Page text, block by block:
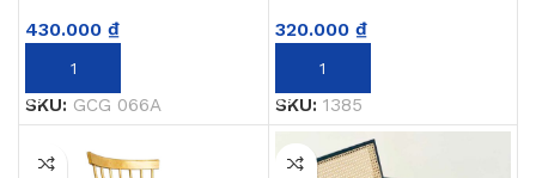
430.000 ₫
THÊM VÀO GIỎ HÀNG
SKU: GCG 066A
320.000 ₫
THÊM VÀO GIỎ HÀNG
SKU: 1385